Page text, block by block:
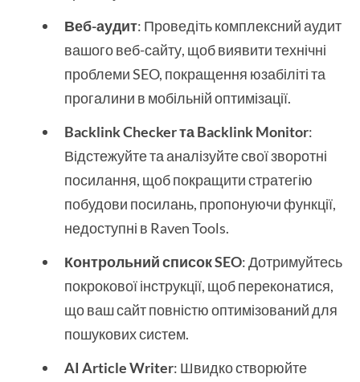
Веб-аудит: Проведіть комплексний аудит
вашого веб-сайту, щоб виявити технічні
проблеми SEO, покращення юзабіліті та
прогалини в мобільній оптимізації.
Backlink Checker та Backlink Monitor:
Відстежуйте та аналізуйте свої зворотні
посилання, щоб покращити стратегію
побудови посилань, пропонуючи функції,
недоступні в Raven Tools.
Контрольний список SEO: Дотримуйтесь
покрокової інструкції, щоб переконатися,
що ваш сайт повністю оптимізований для
пошукових систем.
AI Article Writer: Швидко створюйте